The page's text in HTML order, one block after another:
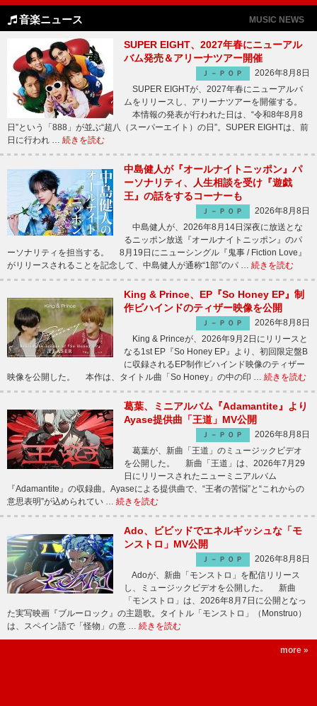
音楽ニュース MUSIC NEWS
SUPER EIGHT、2027年春にニューアル
バム発売＆アリーナツアー開催
Ｊ－ＰＯＰ
2026年8月8日
SUPER EIGHTが、2027年春にニューアルバ
ムをリリースし、アリーナツアーを開催する。
本情報の発表が行われた日は、“令和8年8月8
日”という「888」が並ぶ“超八（スーパーエイト）の日”。SUPER EIGHTは、前
日に行われ … 続きを読む
中島健人が『オールナイトニッポン』パ
ーソナリティ、人生相談を受け『遊戯
王』の話をするコーナーも
Ｊ－ＰＯＰ
2026年8月8日
中島健人が、2026年8月14日深夜に放送とな
るニッポン放送『オールナイトニッポン』のパ
ーソナリティを担当する。 8月19日にニューシングル『鬼事 / Fiction Love』
がリリースされることを記念して、中島健人が通称“1部”のパ … 続きを読む
King & Prince、EP『So Honey EP』制
作ビハインドのティザー映像を公開
Ｊ－ＰＯＰ
2026年8月8日
King & Princeが、2026年9月2日にリリースと
なる1st EP『So Honey EP』より、初回限定盤B
に収録されるEP制作ビハインド映像のティザー
映像を公開した。 本作は、タイトル曲「So Honey」の中の印 … 続きを読む
葛葉、ミニアルバム『Adamantite』より
Ayase提供曲「王道」MV公開
Ｊ－ＰＯＰ
2026年8月8日
葛葉が、新曲「王道」のミュージックビデオ
を公開した。 新曲「王道」は、2026年7月29
日にリリースされたニューミニアルバム
『Adamantite』の収録曲。Ayaseによる提供曲で、“王者の苦悩”と“これからの
意思表明”が込められてい … 続きを読む
Ado、ビビッドでエネルギッシュな「モ
ンストロ」MV公開
Ｊ－ＰＯＰ
2026年8月8日
Adoが、新曲「モンストロ」を配信リリース
し、ミュージックビデオを公開した。 新曲
「モンストロ」は、2026年8月7日に公開となっ
た実写映画『ブルーロック』の主題歌。タイトル「モンストロ」（Monstruo）
は、スペイン語で「怪物」の意 … 続きを読む
more »